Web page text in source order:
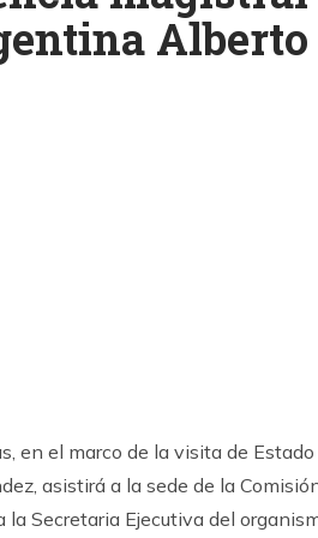
Alberto
en el marco de la visita de
asistirá a la sede de la
Secretaria Ejecutiva del